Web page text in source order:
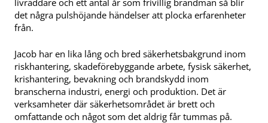
livräddare och ett antal år som frivillig brandman så blir
det några pulshöjande händelser att plocka erfarenheter
från.
Jacob har en lika lång och bred säkerhetsbakgrund inom
riskhantering, skadeförebyggande arbete, fysisk säkerhet,
krishantering, bevakning och brandskydd inom
branscherna industri, energi och produktion. Det är
verksamheter där säkerhetsområdet är brett och
omfattande och något som det aldrig får tummas på.